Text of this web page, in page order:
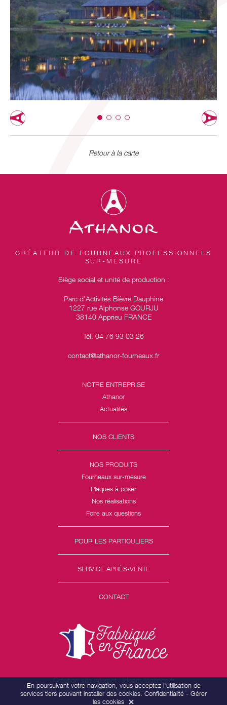
Retour à la carte
CRÉATEUR DE FOURNEAUX PROFESSIONNELS
SUR-MESURE
Siège social et unité de production :
Parc d’Activités Bièvre Dauphine
1227 rue Alphonse GOURJU
38140 Apprieu FRANCE
Tél. 04 76 93 03 26
contact@athanor-fourneaux.fr
NOTRE ENTREPRISE
Athanor
Actualités
NOS CLIENTS
NOS PRODUITS
Fourneaux sur-mesure
Plaques à poser
Nos réalisations
Foire aux questions
POUR LES PARTICULIERS
SERVICE APRÈS-VENTE
CONTACT
Création site internet : idcom-lagence.fr
Copyright ©2026 -Mentions légales-Confidentialité
En poursuivant votre navigation, vous acceptez l'utilisation de
services tiers pouvant installer des cookies. Confidentialité - Gérer
les cookies